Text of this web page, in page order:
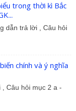
trong thời kì Bắc
dẫn trả lời , Câu hỏi
chính và ý nghĩa
Câu hỏi mục 2 a -